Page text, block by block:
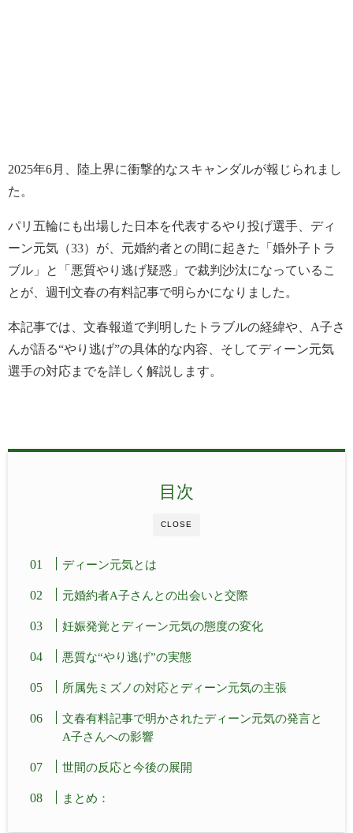
2025年6月、陸上界に衝撃的なスキャンダルが報じられまし
た。
パリ五輪にも出場した日本を代表するやり投げ選手、ディ
ーン元気（33）が、元婚約者との間に起きた「婚外子トラ
ブル」と「悪質やり逃げ疑惑」で裁判沙汰になっているこ
とが、週刊文春の有料記事で明らかになりました。
本記事では、文春報道で判明したトラブルの経緯や、A子さ
んが語る“やり逃げ”の具体的な内容、そしてディーン元気
選手の対応までを詳しく解説します。
CLOSE
目次
ディーン元気とは
元婚約者A子さんとの出会いと交際
妊娠発覚とディーン元気の態度の変化
悪質な“やり逃げ”の実態
所属先ミズノの対応とディーン元気の主張
文春有料記事で明かされたディーン元気の発言と
A子さんへの影響
世間の反応と今後の展開
まとめ：